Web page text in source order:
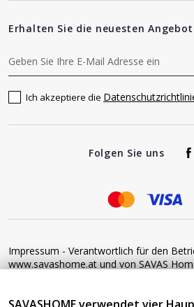
Erhalten Sie die neuesten
Ich akzeptiere die
Folgen Sie uns
Impressum - Verantwortlich für den
www.savashome.at und von SAVAS
senden Sie keine Waren ohne vorherige